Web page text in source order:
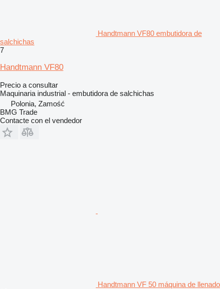
Handtmann VF80 embutidora de
salchichas
7
Handtmann VF80
Precio a consultar
Maquinaria industrial - embutidora de salchichas
Polonia, Zamość
BMG Trade
Contacte con el vendedor
Handtmann VF 50 máquina de llenado